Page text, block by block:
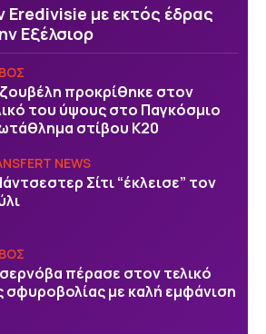
Eredivisie με εκτός έδρας
Εξέλσιορ
προκρίθηκε στον
του ύψους στο Παγκόσμιο
στίβου Κ20
NEWS
Σίτι “έκλεισε” τον
πέρασε στον τελικό
σφυροβολίας με καλή εμφάνιση